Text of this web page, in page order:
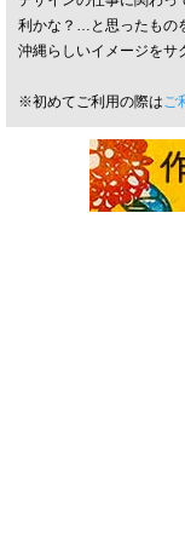
利かな？…と思ったもの
沖縄らしいイメージをサ
※初めてご利用の際はご